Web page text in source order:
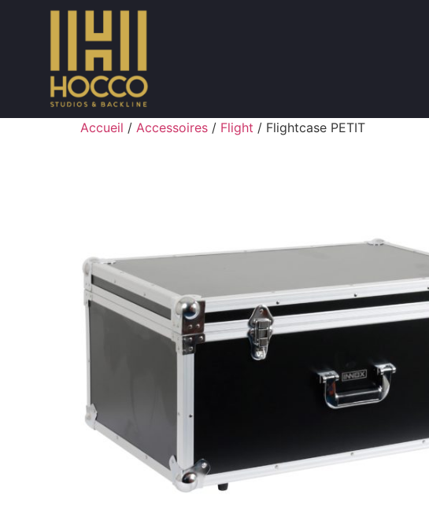
Accueil / Accessoires / Flight / Flightcase PETIT